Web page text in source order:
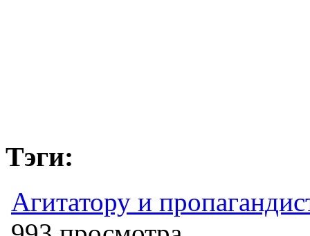
Тэги:
Агитатору и